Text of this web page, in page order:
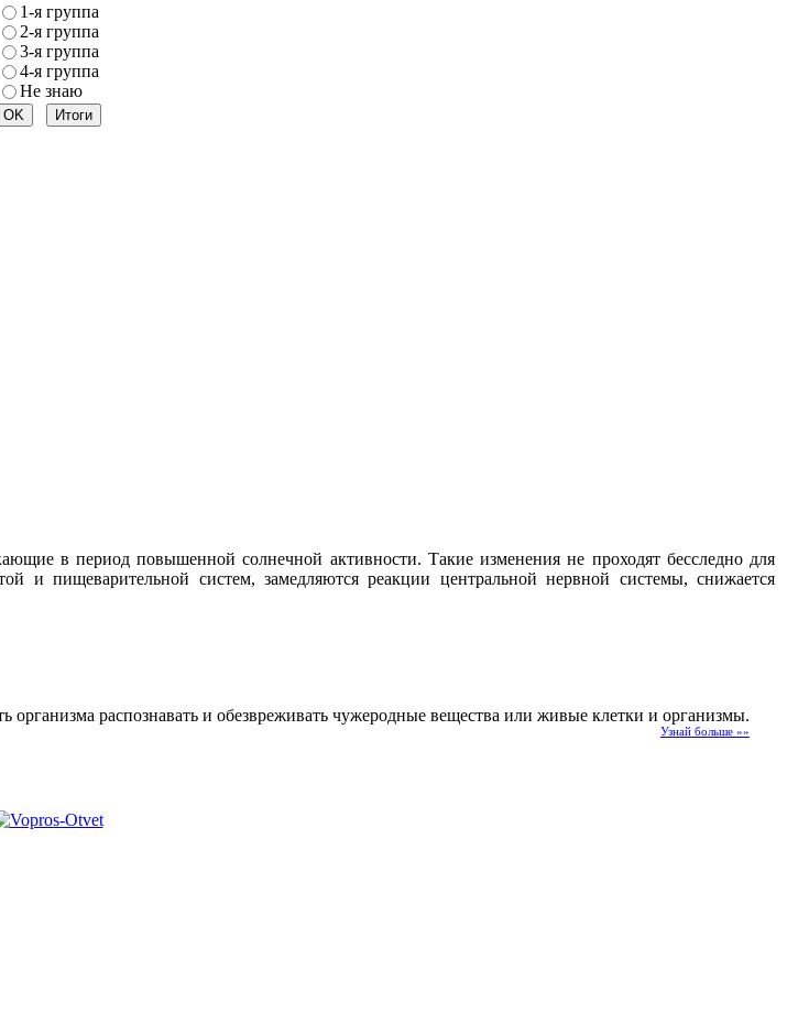
1-я группа
2-я группа
3-я группа
4-я группа
Не знаю
в период повышенной солнечной активности. Такие изменения не проходят бесследно для
и пищеварительной систем, замедляются реакции центральной нервной системы, снижается
организма распознавать и обезвреживать чужеродные вещества или живые клетки и организмы.
Узнай больше »»